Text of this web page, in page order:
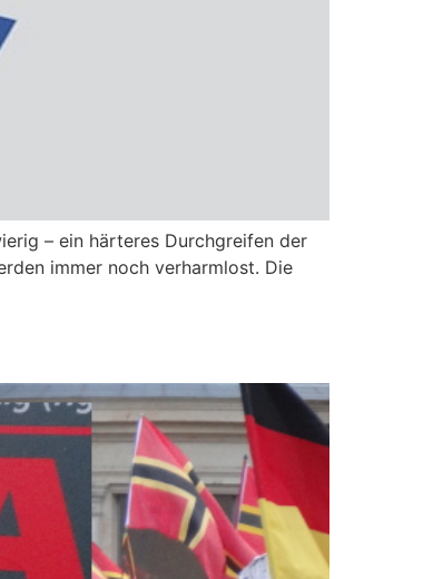
– ein härteres Durchgreifen der
immer noch verharmlost. Die